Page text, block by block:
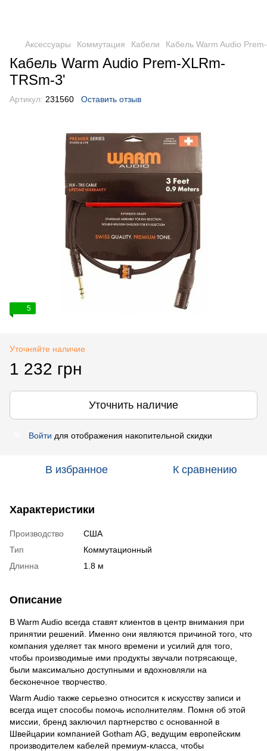
Аксессуары Коммутация Кабели Кабель Warm Audio
Кабель Warm Audio Prem-XLRm-
TRSm-3'
Артикул: 231560 Оставить отзыв
5
Уточняйте наличие
1 232 грн
Уточнить наличие
Войти для отображения накопительной скидки
В избранное К сравнению
Характеристики
Производство
США
Тип
Коммутационный
Длинна
1.8 м
Описание
В Warm Audio всегда ставят клиентов в центр внимания при
принятии решений. Именно они являются причиной того, что
компания уделяет так много времени и усилий для того,
чтобы производимые ими продукты звучали потрясающе,
были максимально доступными и вдохновляли на
бесконечное творчество.
Warm Audio также серьезно относится к искусству записи и
всегда ищет способы помочь исполнителям. Помня об этой
миссии, бренд заключил партнерство с основанной в
Швейцарии компанией Gotham AG, ведущим европейским
производителем кабелей премиум-класса, чтобы